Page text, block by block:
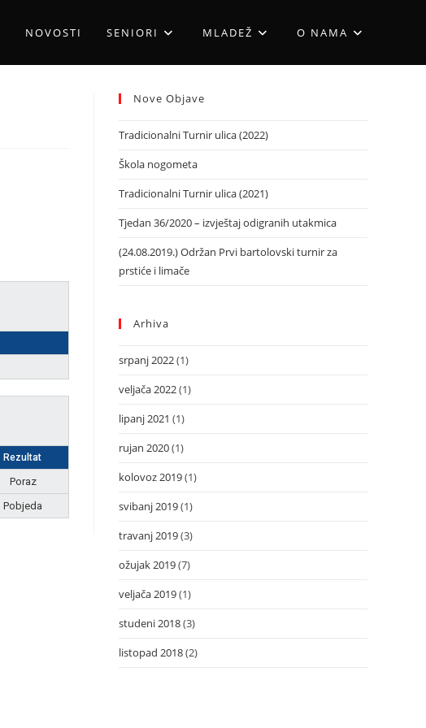
NOVOSTI SENIORI MLADEŽ O NAMA
Rezultat
Poraz
Pobjeda
Nove Objave
Tradicionalni Turnir ulica (2022)
Škola nogometa
Tradicionalni Turnir ulica (2021)
Tjedan 36/2020 – izvještaj odigranih utakmica
(24.08.2019.) Održan Prvi bartolovski turnir za
prstiće i limače
Arhiva
srpanj 2022(1)
veljača 2022(1)
lipanj 2021 (1)
rujan 2020(1)
kolovoz 2019(1)
svibanj 2019(1)
travanj 2019(3)
ožujak 2019(7)
veljača 2019(1)
studeni 2018(3)
listopad 2018(2)